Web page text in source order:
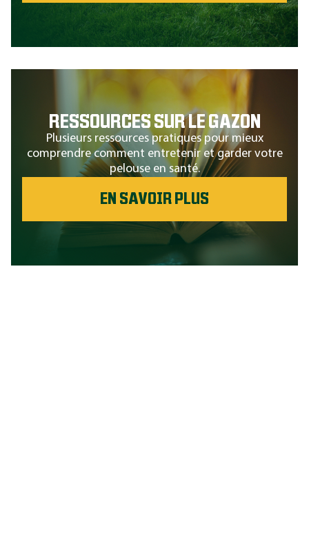
RESSOURCES SUR LE GAZON
Plusieurs ressources pratiques pour mieux
comprendre comment entretenir et garder votre
pelouse en santé.
EN SAVOIR PLUS